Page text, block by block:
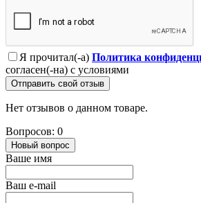
Я прочитал(-а) Политика
согласен(-на) с условиями
Отправить свой отзыв
Нет отзывов о данном товаре.
Вопросов: 0
Новый вопрос
Ваше имя
Ваш e-mail